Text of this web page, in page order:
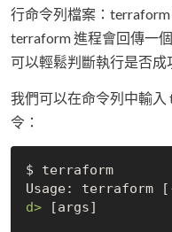
行命令列檔案：terraform
terraform 進程會回傳一
可以輕鬆判斷執行是否成
我們可以在命令列中輸
令：
$ terraform
Usage: terraform
d> [args]